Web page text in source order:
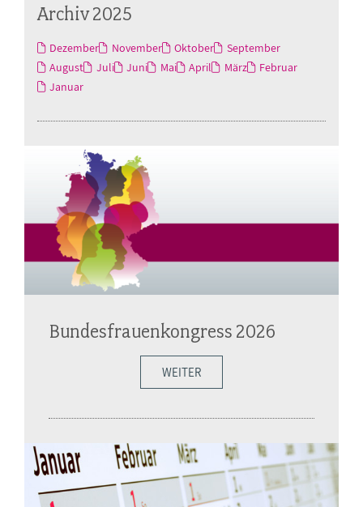
Archiv 2025
Dezember November Oktober
September
August
Juli Juni Mai April März
Februar
Januar
Bundesfrauenkongress 2026
WEITER